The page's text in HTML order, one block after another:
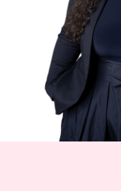
DEINE
FÜR DIE